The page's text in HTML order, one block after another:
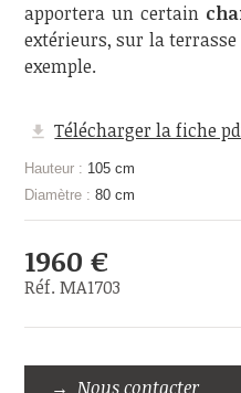
apportera un certain
extérieurs, sur la
exemple.
Télécharger la fiche
Hauteur : 105 cm
Diamètre : 80 cm
1960 €
Réf. MA1703
Nous contacter